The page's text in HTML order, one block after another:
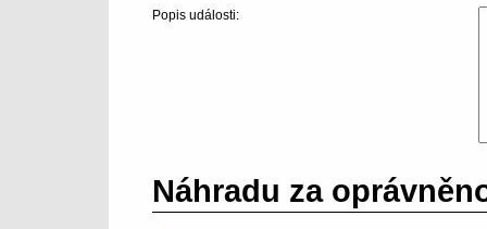
Popis události:
Náhradu za